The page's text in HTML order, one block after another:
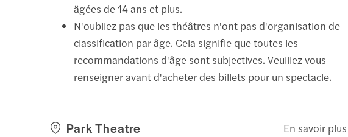
âgées de 14 ans et plus.
N'oubliez pas que les théâtres n'ont pas d'organisation de
classification par âge. Cela signifie que toutes les
recommandations d'âge sont subjectives. Veuillez vous
renseigner avant d'acheter des billets pour un spectacle.
Park Theatre En savoir plus